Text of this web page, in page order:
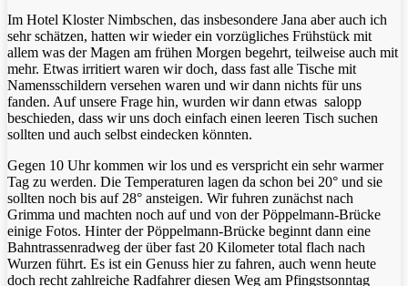
Im Hotel Kloster Nimbschen, das insbesondere Jana aber auch ich
sehr schätzen, hatten wir wieder ein vorzügliches Frühstück mit
allem was der Magen am frühen Morgen begehrt, teilweise auch mit
mehr. Etwas irritiert waren wir doch, dass fast alle Tische mit
Namensschildern versehen waren und wir dann nichts für uns
fanden. Auf unsere Frage hin, wurden wir dann etwas salopp
beschieden, dass wir uns doch einfach einen leeren Tisch suchen
sollten und auch selbst eindecken könnten.
Gegen 10 Uhr kommen wir los und es verspricht ein sehr warmer
Tag zu werden. Die Temperaturen lagen da schon bei 20° und sie
sollten noch bis auf 28° ansteigen. Wir fuhren zunächst nach
Grimma und machten noch auf und von der Pöppelmann-Brücke
einige Fotos. Hinter der Pöppelmann-Brücke beginnt dann eine
Bahntrassenradweg der über fast 20 Kilometer total flach nach
Wurzen führt. Es ist ein Genuss hier zu fahren, auch wenn heute
doch recht zahlreiche Radfahrer diesen Weg am Pfingstsonntag